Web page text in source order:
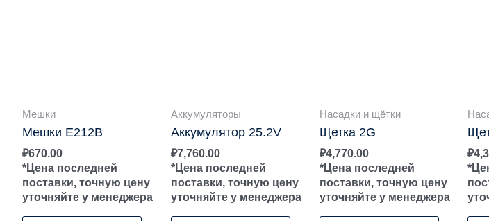
Мешки
Мешки E212B
₽670.00
*Цена последней
поставки, точную цену
уточняйте у менеджера
Аккумуляторы
Аккумулятор 25.2V
₽7,760.00
*Цена последней
поставки, точную цену
уточняйте у менеджера
Насадки и щётки
Щетка 2G
₽4,770.00
*Цена последней
поставки, точную цену
уточняйте у менеджера
₽